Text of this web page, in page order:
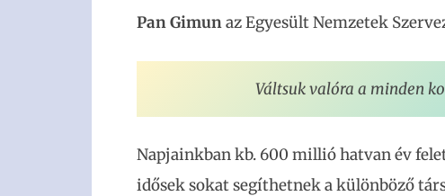
Pan Gimunaz Egyesült Nemzetek
Váltsuk valóra a minden
Napjainkban kb. 600 millió hatvan év
idősek sokat segíthetnek a különböző